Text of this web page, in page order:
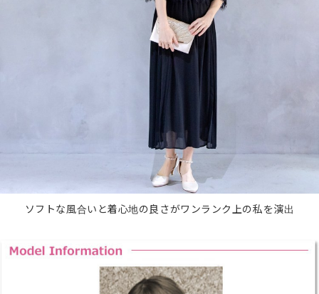
ソフトな風合いと着心地の良さがワンランク上の私を演出